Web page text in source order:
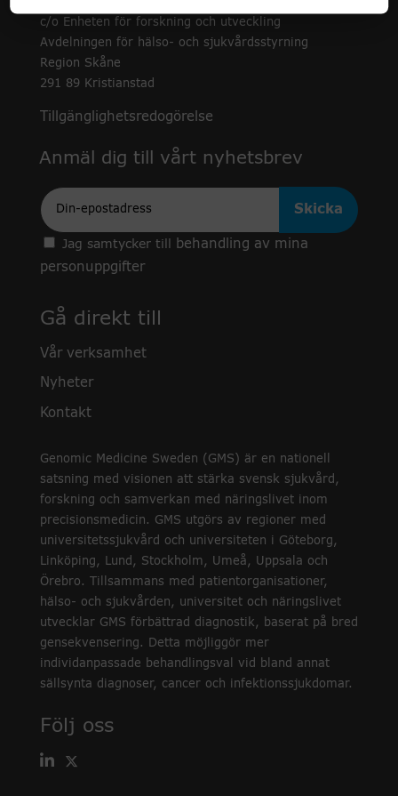
c/o Enheten för forskning och utveckling
Avdelningen för hälso- och sjukvårdsstyrning
Region Skåne
291 89 Kristianstad
Tillgänglighetsredogörelse
Anmäl dig till vårt nyhetsbrev
Epost
Jag samtycker till
behandling av mina
personuppgifter
Gå direkt till
Vår verksamhet
Nyheter
Kontakt
Genomic Medicine Sweden (GMS) är en nationell
satsning med visionen att stärka svensk sjukvård,
forskning och samverkan med näringslivet inom
precisionsmedicin. GMS utgörs av regioner med
universitetssjukvård och universiteten i Göteborg,
Linköping, Lund, Stockholm, Umeå, Uppsala och
Örebro. Tillsammans med patientorganisationer,
hälso- och sjukvården, universitet och näringslivet
utvecklar GMS förbättrad diagnostik, baserat på bred
gensekvensering. Detta möjliggör mer
individanpassade behandlingsval vid bland annat
sällsynta diagnoser, cancer och infektionssjukdomar.
Följ oss